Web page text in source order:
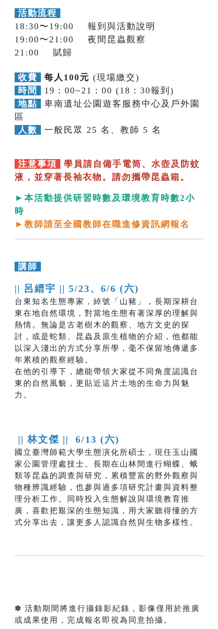
活動流程
18:30〜19:00 報到與活動說明
19:00〜21:00 夜間昆蟲觀察
21:00 賦歸
收費 每人100元 (現場繳交)
時間
19：00~21：00 (18：30報到)
地點
卑南遺址公園遊客服務中心及戶外園
區
人數
一般民眾 25 名、教師 5 名
注意事項
學員請自備手電筒、水壺及防蚊
液，並穿著長袖衣物。請勿攜帶昆蟲箱。
►本活動提供研習時數及環境教育時數2小
時
►教師請至全國教師在職進修資訊網報名
講師
|| 呂縉宇 || 5/23、6/6 (六)
台東知名生態專家，綽號「山豬」，長期深耕台
東在地自然環境，對當地生態有著深厚的理解與
熱情。無論是古老樹木的觀察、地方文史的探
討，或是蛇類、昆蟲及原生植物的介紹，他都能
以深入淺出的方式分享所學，毫不保留地傳遞多
年累積的觀察經驗。
在他的引導下，總能帶領大家從不同角度認識台
東的自然風貌，更貼近這片土地的生命力與魅
力。
|| 林文傑 || 6/13 (六)
國立臺灣師範大學生態演化所碩士，現任玉山國
家公園管理處技士。長期在山林間進行蝴蝶、蛾
類等昆蟲的調查與研究，累積豐富的野外觀察與
物種辨識經驗，也參與過多項研究計畫與資料整
理分析工作。同時投入生態解說與環境教育推
廣，喜歡把艱深的生態知識，用大家聽得懂的方
式分享出去，讓更多人認識自然與生物多樣性。
✽ 活動期間將進行攝錄影紀錄，影像僅用於推廣
或成果使用，完成報名即視為同意拍攝。